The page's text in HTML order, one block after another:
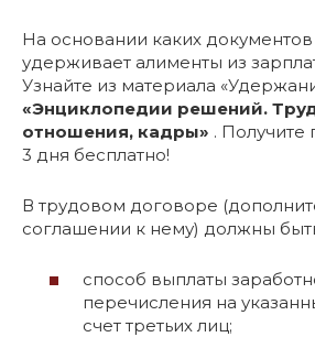
На основании каких
удерживает алименты из
Узнайте из материала
«Энциклопедии решений.
отношения, кадры» . Получите
3 дня бесплатно!
В трудовом договоре
соглашении к нему) должны
способ выплаты
перечисления на
счет третьих лиц;